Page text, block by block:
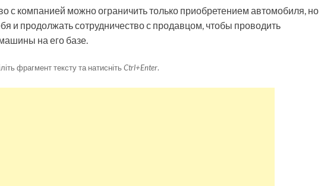
с компанией можно ограничить только приобретением автомобиля, но
и продолжать сотрудничество с продавцом, чтобы проводить
на его базе.
фрагмент тексту та натисніть Ctrl+Enter.